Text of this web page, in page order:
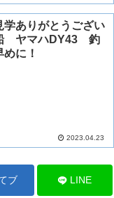
学ありがとうござい
ヤマハDY43 釣
に！
2023.04.23
ブ LINE